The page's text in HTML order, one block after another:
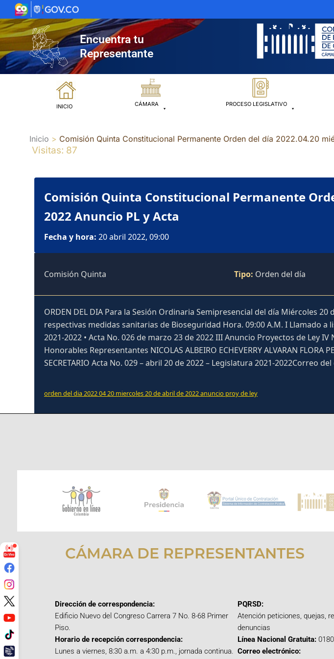
al
contenido
Encuentra tu
Representante
INICIO CÁMARA PROCESO LEGISLATIVO
Inicio Comisión Quinta Constitucional Permanente Orden del día 2022.04.20
Visitas: 87
Comisión Quinta Constitucional Permanente
2022 Anuncio PL y Acta
Fecha y hora: 20 abril 2022, 09:00
Comisión Quinta Tipo: Orden del día
ORDEN DEL DIA Para la Sesión Ordinaria Semipresencial del día Miércoles
respectivas medidas sanitarias de Bioseguridad Hora. 09:00 A.M. I Llamado
2021-2022 • Acta No. 026 de marzo 23 de 2022 III Anuncio Proyectos de Ley
Honorables Representantes NICOLAS ALBEIRO ECHEVERRY ALVARAN FLORA
SECRETARIO Acta No. 029 – abril 20 de 2022 – Legislatura 2021-2022Correo
orden del dia 2022 04 20 miercoles 20 de abril de 2022 anuncio proy de ley
CÁMARA DE REPRESENTANTES
Dirección de correspondencia:
Edificio Nuevo del Congreso Carrera 7 No. 8-68 Primer
Piso.
Horario de recepción correspondencia:
Lunes a viernes, 8:30 a.m. a 4:30 p.m., jornada continua.
PQRSD:
Atención peticiones, quejas,
denuncias
Línea Nacional Gratuita:
Correo electrónico: